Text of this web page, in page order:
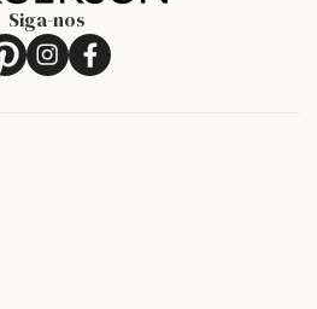
Siga-nos